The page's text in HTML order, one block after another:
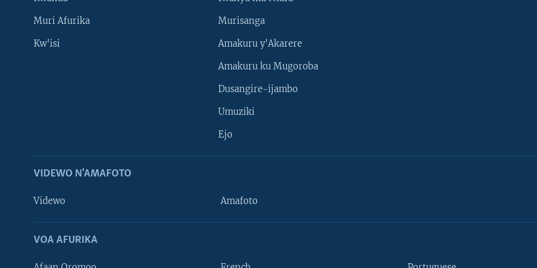
Muri Afurika
Kw'isi
Murisanga
Amakuru y'Akarere
Amakuru ku Mugoroba
Dusangire-ijambo
Umuziki
Ejo
VIDEWO N'AMAFOTO
Videwo Amafoto
VOA AFURIKA